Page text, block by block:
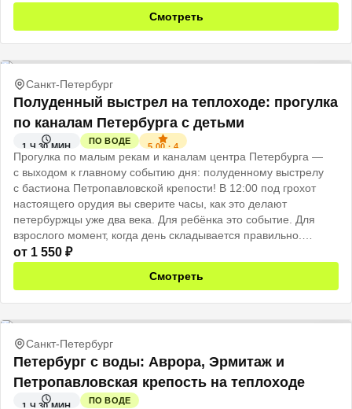
Подходит и для семей с детьми, их тоже захватит дух
Смотреть
Санкт-Петербург
Полуденный выстрел на теплоходе: прогулка
по каналам Петербурга с детьми
1 Ч 30 МИН
ПО ВОДЕ
5.00· 4
Прогулка по малым рекам и каналам центра Петербурга —
с выходом к главному событию дня: полуденному выстрелу
с бастиона Петропавловской крепости! В 12:00 под грохот
настоящего орудия вы сверите часы, как это делают
петербуржцы уже два века. Для ребёнка это событие. Для
взрослого момент, когда день складывается правильно.
Именно поэтому: не говорите детям заранее. Пусть это будет
сюрприз.
от 1 550 ₽
Смотреть
Санкт-Петербург
Петербург с воды: Аврора, Эрмитаж и
Петропавловская крепость на теплоходе
1 Ч 30 МИН
ПО ВОДЕ